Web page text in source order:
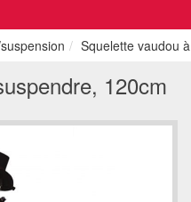
Squelette vaudou
120cm